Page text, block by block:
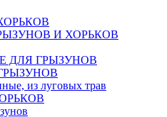
И ХОРЬКОВ
ДЛЯ ГРЫЗУНОВ
из луговых трав